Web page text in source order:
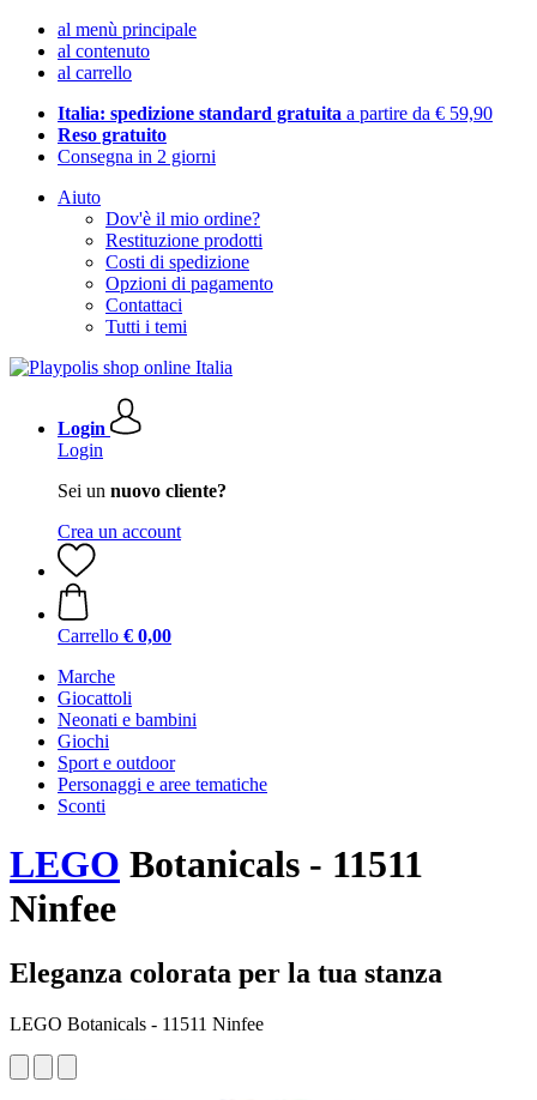
al menù principale
al contenuto
al carrello
Italia: spedizione standard gratuita a partire da € 59,90
Reso gratuito
Consegna in 2 giorni
Aiuto
Dov'è il mio ordine?
Restituzione prodotti
Costi di spedizione
Opzioni di pagamento
Contattaci
Tutti i temi
Login
Login
Sei un nuovo cliente?
Crea un account
Carrello € 0,00
Marche
Giocattoli
Neonati e bambini
Giochi
Sport e outdoor
Personaggi e aree tematiche
Sconti
LEGO Botanicals - 11511
Ninfee
Eleganza colorata per la tua stanza
LEGO Botanicals - 11511 Ninfee